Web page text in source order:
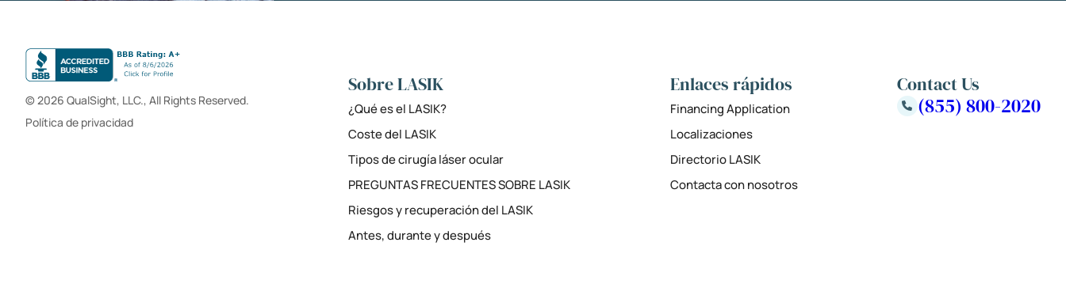
© 2026 QualSight, LLC., All Rights Reserved.
Política de privacidad
Sobre LASIK
¿Qué es el LASIK?
Coste del LASIK
Tipos de cirugía láser ocular
PREGUNTAS FRECUENTES SOBRE LASIK
Riesgos y recuperación del LASIK
Antes, durante y después
Enlaces rápidos
Financing Application
Localizaciones
Directorio LASIK
Contacta con nosotros
Contact Us
(855) 800-2020